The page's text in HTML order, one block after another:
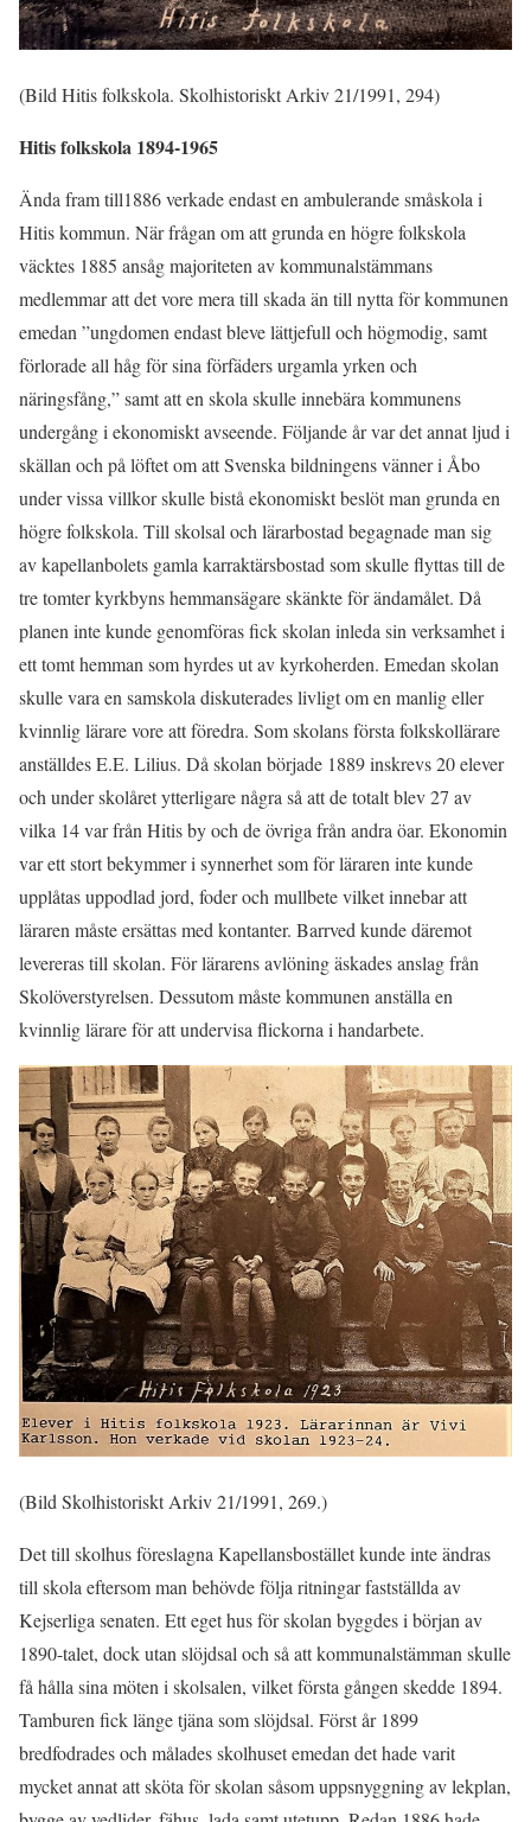
(Bild Hitis folkskola. Skolhistoriskt Arkiv 21/1991, 294)
Hitis folkskola 1894-1965
Ända fram till1886 verkade endast en ambulerande småskola i
Hitis kommun. När frågan om att grunda en högre folkskola
väcktes 1885 ansåg majoriteten av kommunalstämmans
medlemmar att det vore mera till skada än till nytta för kommunen
emedan ”ungdomen endast bleve lättjefull och högmodig, samt
förlorade all håg för sina förfäders urgamla yrken och
näringsfång,” samt att en skola skulle innebära kommunens
undergång i ekonomiskt avseende. Följande år var det annat ljud i
skällan och på löftet om att Svenska bildningens vänner i Åbo
under vissa villkor skulle bistå ekonomiskt beslöt man grunda en
högre folkskola. Till skolsal och lärarbostad begagnade man sig
av kapellanbolets gamla karraktärsbostad som skulle flyttas till de
tre tomter kyrkbyns hemmansägare skänkte för ändamålet. Då
planen inte kunde genomföras fick skolan inleda sin verksamhet i
ett tomt hemman som hyrdes ut av kyrkoherden. Emedan skolan
skulle vara en samskola diskuterades livligt om en manlig eller
kvinnlig lärare vore att föredra. Som skolans första folkskollärare
anställdes E.E. Lilius. Då skolan började 1889 inskrevs 20 elever
och under skolåret ytterligare några så att de totalt blev 27 av
vilka 14 var från Hitis by och de övriga från andra öar. Ekonomin
var ett stort bekymmer i synnerhet som för läraren inte kunde
upplåtas uppodlad jord, foder och mullbete vilket innebar att
läraren måste ersättas med kontanter. Barrved kunde däremot
levereras till skolan. För lärarens avlöning äskades anslag från
Skolöverstyrelsen. Dessutom måste kommunen anställa en
kvinnlig lärare för att undervisa flickorna i handarbete.
(Bild Skolhistoriskt Arkiv 21/1991, 269.)
Det till skolhus föreslagna Kapellansbostället kunde inte ändras
till skola eftersom man behövde följa ritningar fastställda av
Kejserliga senaten. Ett eget hus för skolan byggdes i början av
1890-talet, dock utan slöjdsal och så att kommunalstämman skulle
få hålla sina möten i skolsalen, vilket första gången skedde 1894.
Tamburen fick länge tjäna som slöjdsal. Först år 1899
bredfodrades och målades skolhuset emedan det hade varit
mycket annat att sköta för skolan såsom uppsnyggning av lekplan,